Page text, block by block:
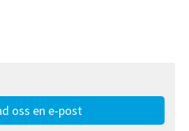
oss en e-post